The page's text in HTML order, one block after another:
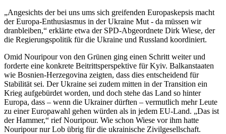
„Angesichts der bei uns ums sich greifenden Europaskepsis macht
der Europa-Enthusiasmus in der Ukraine Mut - da müssen wir
dranbleiben,“ erklärte etwa der SPD-Abgeordnete Dirk Wiese, der
die Regierungspolitik für die Ukraine und Russland koordiniert.
Omid Nouripour von den Grünen ging einen Schritt weiter und
forderte eine konkrete Beitrittsperspektive für Kyiv. Balkanstaaten
wie Bosnien-Herzegovina zeigten, dass dies entscheidend für
Stabilität sei. Der Ukraine sei zudem mitten in der Transition ein
Krieg aufgebürdet worden, und doch stehe das Land so hinter
Europa, dass – wenn die Ukrainer dürften – vermutlich mehr Leute
zu einer Europawahl gehen würden als in jedem EU-Land. „Das ist
der Hammer,“ rief Nouripour. Wie schon Wiese vor ihm hatte
Nouripour nur Lob übrig für die ukrainische Zivilgesellschaft.